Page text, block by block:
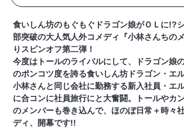
食いしん坊のもぐもぐドラゴン娘がＯＬに!?
部突破の大人気人外コメディ『小林さんちの
りスピンオフ第二弾！
今度はトールのライバルにして、ドラゴン娘
のポンコツ度を誇る食いしん坊ドラゴン・エ
小林さんと同じ会社に勤務する新入社員・エ
に合コンに社員旅行にと大奮闘。トールやカ
のメンバーも巻き込んで、ほのぼ日常＋時々
ディ、開幕です!!